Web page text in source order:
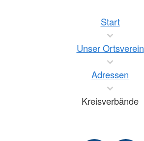
Start
Unser Ortsverein
Adressen
Kreisverbände